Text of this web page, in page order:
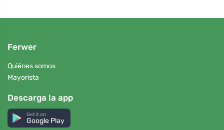
Ferwer
Quiénes somos
Mayorista
Descarga la app
Get it on
Google Play